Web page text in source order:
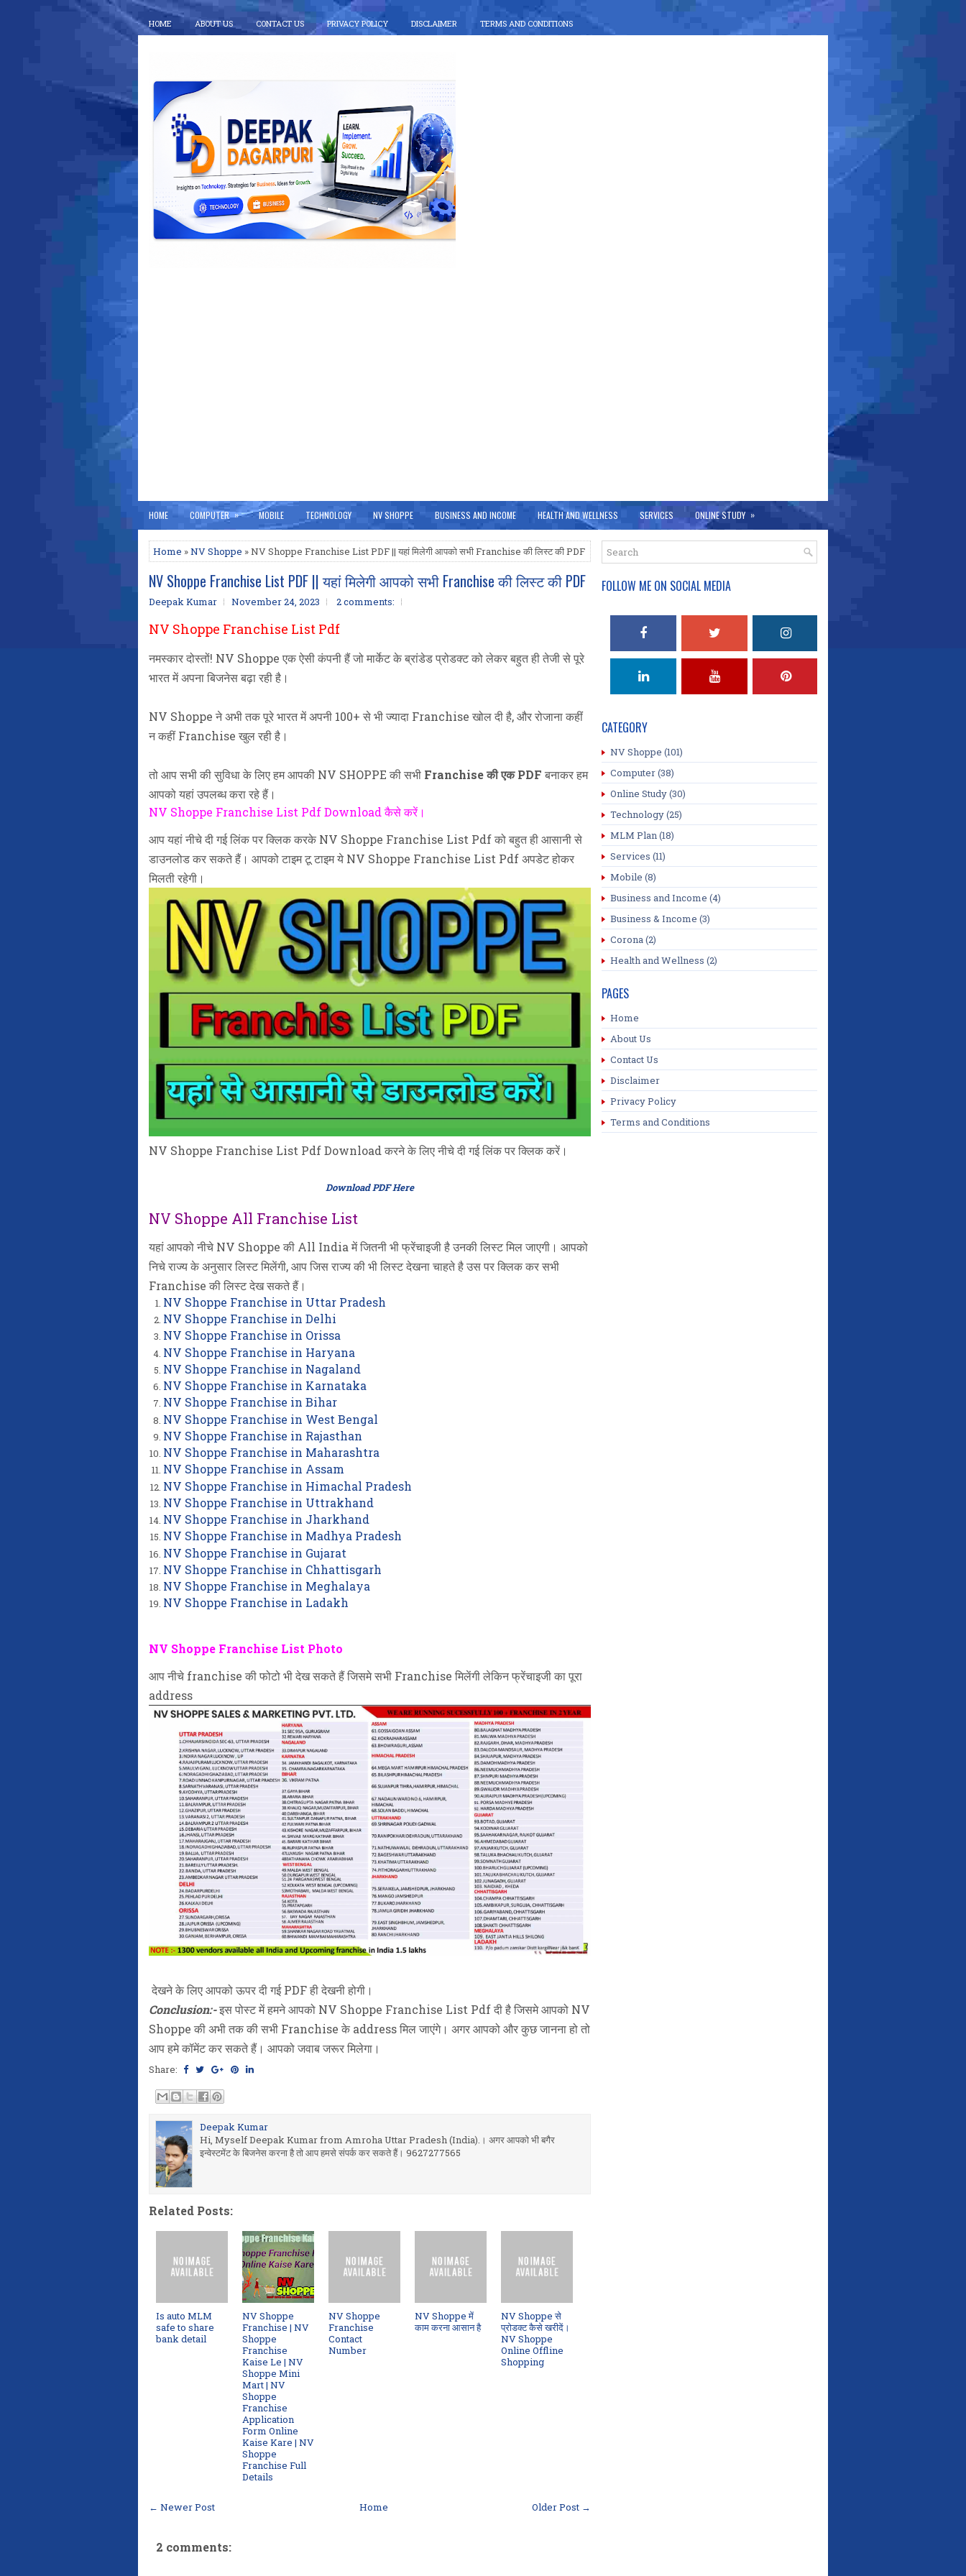
HOME ABOUT US CONTACT US PRIVACY POLICY DISCLAIMER TERMS AND CONDITIONS
HOME COMPUTER » MOBILE TECHNOLOGY NV SHOPPE BUSINESS AND INCOME HEALTH AND WELLNESS SERVICES ONLINE STUDY »
Home »NV Shoppe » NV Shoppe Franchise List PDF || यहां मिलेगी आपको सभी Franchise की लिस्ट की PDF
NV Shoppe Franchise List PDF || यहां मिलेगी आपको सभी Franchise की लिस्ट की PDF
Deepak Kumar November 24, 2023 2 comments:
NV Shoppe Franchise List Pdf
नमस्कार दोस्तों! NV Shoppe एक ऐसी कंपनी हैं जो मार्केट के ब्रांडेड प्रोडक्ट को लेकर बहुत ही तेजी से पूरे
भारत में अपना बिजनेस बढ़ा रही है।
NV Shoppe ने अभी तक पूरे भारत में अपनी 100+ से भी ज्यादा Franchise खोल दी है, और रोजाना कहीं
न कहीं Franchise खुल रही है।
तो आप सभी की सुविधा के लिए हम आपकी NV SHOPPE की सभी Franchise की एक PDF बनाकर हम
आपको यहां उपलब्ध करा रहे हैं।
NV Shoppe Franchise List Pdf Download कैसे करें।
आप यहां नीचे दी गई लिंक पर क्लिक करके NV Shoppe Franchise List Pdf को बहुत ही आसानी से
डाउनलोड कर सकते हैं। आपको टाइम टू टाइम ये NV Shoppe Franchise List Pdf अपडेट होकर
मिलती रहेगी।
NV Shoppe Franchise List Pdf Download करने के लिए नीचे दी गई लिंक पर क्लिक करें।
Download PDF Here
NV Shoppe All Franchise List
यहां आपको नीचे NV Shoppe की All India में जितनी भी फ्रेंचाइजी है उनकी लिस्ट मिल जाएगी। आपको
निचे राज्य के अनुसार लिस्ट मिलेंगी, आप जिस राज्य की भी लिस्ट देखना चाहते है उस पर क्लिक कर सभी
Franchise की लिस्ट देख सकते हैं।
NV Shoppe Franchise in Uttar Pradesh
NV Shoppe Franchise in Delhi
NV Shoppe Franchise in Orissa
NV Shoppe Franchise in Haryana
NV Shoppe Franchise in Nagaland
NV Shoppe Franchise in Karnataka
NV Shoppe Franchise in Bihar
NV Shoppe Franchise in West Bengal
NV Shoppe Franchise in Rajasthan
NV Shoppe Franchise in Maharashtra
NV Shoppe Franchise in Assam
NV Shoppe Franchise in Himachal Pradesh
NV Shoppe Franchise in Uttrakhand
NV Shoppe Franchise in Jharkhand
NV Shoppe Franchise in Madhya Pradesh
NV Shoppe Franchise in Gujarat
NV Shoppe Franchise in Chhattisgarh
NV Shoppe Franchise in Meghalaya
NV Shoppe Franchise in Ladakh
NV Shoppe Franchise List Photo
आप नीचे franchise की फोटो भी देख सकते हैं जिसमे सभी Franchise मिलेंगी लेकिन फ्रेंचाइजी का पूरा
address
देखने के लिए आपको ऊपर दी गई PDF ही देखनी होगी।
Conclusion:-इस पोस्ट में हमने आपको NV Shoppe Franchise List Pdf दी है जिसमे आपको NV
Shoppe की अभी तक की सभी Franchise के address मिल जाएंगे। अगर आपको और कुछ जानना हो तो
आप हमे कॉमेंट कर सकते हैं। आपको जवाब जरूर मिलेगा।
Share:
Deepak Kumar
Hi, Myself Deepak Kumar from Amroha Uttar Pradesh (India).। अगर आपको भी बगैर
इन्वेस्टमेंट के बिजनेस करना है तो आप हमसे संपर्क कर सकते हैं। 9627277565
Related Posts:
Is auto MLM
safe to share
bank detail
NV Shoppe
Franchise | NV
Shoppe
Franchise
Kaise Le | NV
Shoppe Mini
Mart | NV
Shoppe
Franchise
Application
Form Online
Kaise Kare | NV
Shoppe
Franchise Full
Details
NV Shoppe
Franchise
Contact
Number
NV Shoppe में
काम करना आसान है
NV Shoppe से
प्रोडक्ट कैसे खरीदें।
NV Shoppe
Online Offline
Shopping
← Newer Post Older Post →
Home
2 comments:
FOLLOW ME ON SOCIAL MEDIA
CATEGORY
NV Shoppe (101)
Computer(38)
Online Study(30)
Technology(25)
MLM Plan(18)
Services (11)
Mobile (8)
Business and Income (4)
Business & Income (3)
Corona(2)
Health and Wellness (2)
PAGES
Home
About Us
Contact Us
Disclaimer
Privacy Policy
Terms and Conditions